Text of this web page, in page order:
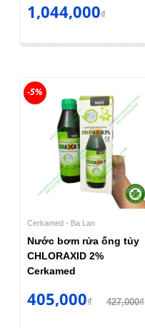
1,044,000₫
Cerkamed - Ba Lan
Nước bơm rửa ống tủy
CHLORAXID 2%
Cerkamed
405,000₫ 427,000₫
-5%